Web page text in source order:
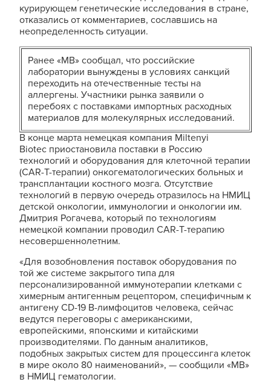
курирующем генетические исследования в стране,
отказались от комментариев, сославшись на
неопределенность ситуации.
Ранее «МВ» сообщал, что российские
лаборатории вынуждены в условиях санкций
переходить на отечественные тесты на
аллергены. Участники рынка заявили о
перебоях с поставками импортных расходных
материалов для молекулярных исследований.
В конце марта немецкая компания Miltenyi
Biotec приостановила поставки в Россию
технологий и оборудования для клеточной терапии
(CAR-T-терапии) онкогематологических больных и
трансплантации костного мозга. Отсутствие
технологий в первую очередь отразилось на НМИЦ
детской онкологии, иммунологии и онкологии им.
Дмитрия Рогачева, который по технологиям
немецкой компании проводил CAR-T-терапию
несовершеннолетним.
«Для возобновления поставок оборудования по
той же системе закрытого типа для
персонализированной иммунотерапии клетками с
химерным антигенным рецептором, специфичным к
антигену CD-19 B-лимфоцитов человека, сейчас
ведутся переговоры с американскими,
европейскими, японскими и китайскими
производителями. По данным аналитиков,
подобных закрытых систем для процессинга клеток
в мире около 80 наименований», — сообщили «МВ»
в НМИЦ гематологии.